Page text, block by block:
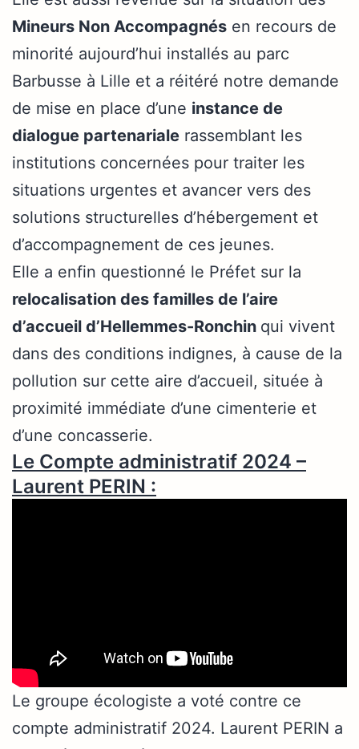
Mineurs Non Accompagnés en recours de
minorité aujourd’hui installés au parc
Barbusse à Lille et a réitéré notre demande
de mise en place d’une instance de
dialogue partenariale rassemblant les
institutions concernées pour traiter les
situations urgentes et avancer vers des
solutions structurelles d’hébergement et
d’accompagnement de ces jeunes.
Elle a enfin questionné le Préfet sur la
relocalisation des familles de l’aire
d’accueil d’Hellemmes-Ronchin qui vivent
dans des conditions indignes, à cause de la
pollution sur cette aire d’accueil, située à
proximité immédiate d’une cimenterie et
d’une concasserie.
Le Compte administratif 2024 –
Laurent PERIN :
Le groupe écologiste a voté contre ce
compte administratif 2024. Laurent PERIN a